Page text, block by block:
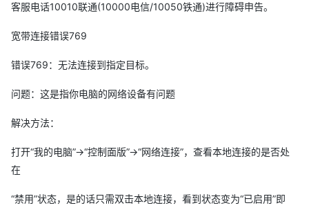
客服电话10010联通(10000电信/10050铁通)进行障碍申告。
宽带连接错误769
错误769：无法连接到指定目标。
问题：这是指你电脑的网络设备有问题
解决方法：
打开“我的电脑”→“控制面版”→“网络连接”，查看本地连接的是否处
在
“禁用”状态，是的话只需双击本地连接，看到状态变为“已启用”即